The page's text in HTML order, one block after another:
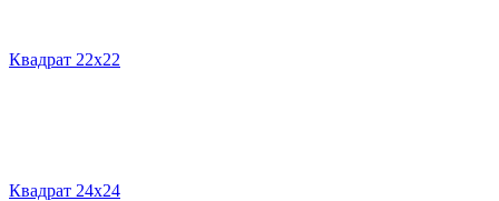
Квадрат 22х22
Квадрат 24х24